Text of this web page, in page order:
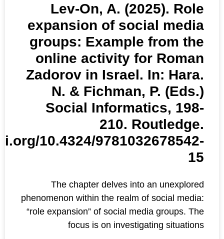
Lev-On, A.
expansion of
groups:
online activity
Zadorov in
N. &
Social
210.
https://doi.org/10.4324/
The chapter delves
phenomenon within the realm
“role expansion” of social
focus is on